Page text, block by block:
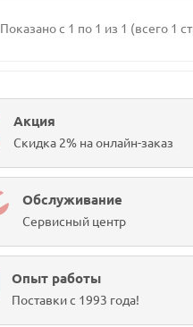
Показано с 1 по 1 из 1 (всего 1
Акция
Скидка 2% на онлайн-заказ
Обслуживание
Сервисный центр
Опыт работы
Поставки с 1993 года!